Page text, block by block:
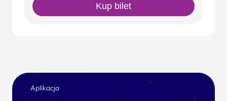
Kup bilet
Aplikacja